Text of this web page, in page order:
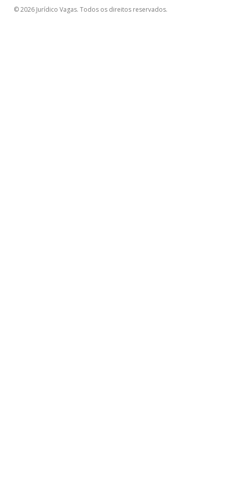
© 2026 Jurídico Vagas. Todos os direitos reservados.